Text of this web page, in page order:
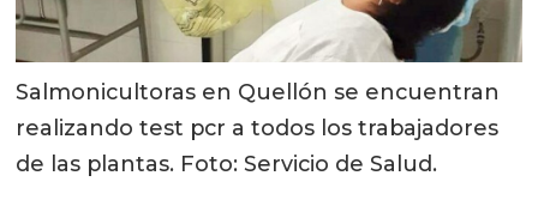
Salmonicultoras en Quellón se encuentran
realizando test pcr a todos los trabajadores
de las plantas. Foto: Servicio de Salud.